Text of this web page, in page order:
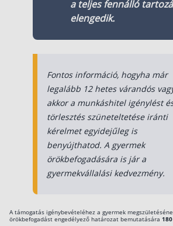
a teljes fennálló
elengedik.
Fontos információ, hogyha már
legalább 12 hetes várandós
akkor a munkáshitel igénylést
törlesztés szüneteltetése iránti
kérelmet egyidejűleg is
benyújthatod. A gyermek
örökbefogadására is jár a
gyermekvállalási kedvezmény.
A támogatás igénybevételéhez a gyermek
örökbefogadást engedélyező határozat bemutatására